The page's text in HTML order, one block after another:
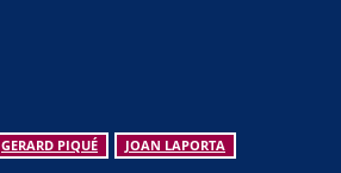
GERARD PIQUÉ JOAN LAPORTA